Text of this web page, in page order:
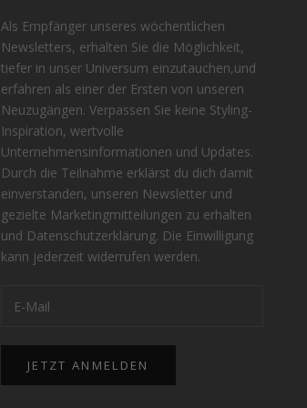
Als Empfänger unseres wöchentlichen
Newsletters, erhalten Sie die Möglichkeit,
tiefer in unser Universum einzutauchen,und
erfahren als einer der Ersten von unseren
Neuzugängen. Verpassen Sie keine Styling-
Inspiration, wertvolle
Unternehmensinformationen und Updates.
Durch die Teilnahme erklärst du dich damit
einverstanden, unseren Newsletter und
gezielte Marketingmitteilungen zu erhalten
und Datenschutzerklärung. Die Einwilligung
kann jederzeit widerrufen werden.
JETZT ANMELDEN